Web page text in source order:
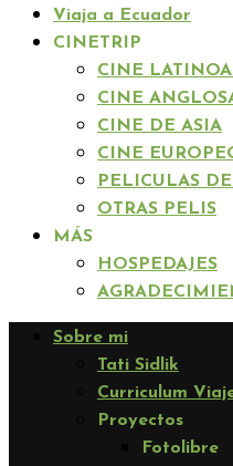
Viaja a Ecuador
CINETRIP
CINE
CINE
CINE DE ASIA
CINE
PELICULAS
OTRAS PELIS
MÁS
HOSPEDAJES
Sobre mi
Tati Sidlik
Curriculum
Proyectos
Fotolibre